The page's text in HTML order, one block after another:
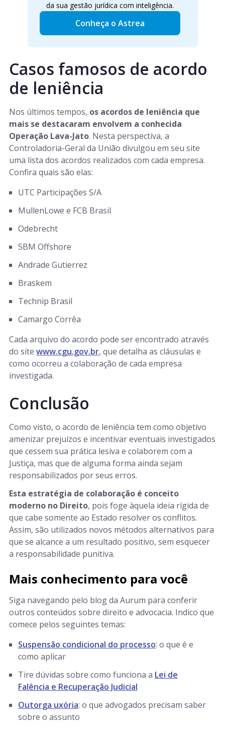
da sua gestão jurídica com inteligência.
Conheça o Astrea
Casos famosos de acordo
de leniência
Nos últimos tempos, os acordos de leniência que
mais se destacaram envolvem a conhecida
Operação Lava-Jato. Nesta perspectiva, a
Controladoria-Geral da União divulgou em seu site
uma lista dos acordos realizados com cada empresa.
Confira quais são elas:
UTC Participações S/A
MullenLowe e FCB Brasil
Odebrecht
SBM Offshore
Andrade Gutierrez
Braskem
Technip Brasil
Camargo Corrêa
Cada arquivo do acordo pode ser encontrado através
do site www.cgu.gov.br, que detalha as cláusulas e
como ocorreu a colaboração de cada empresa
investigada.
Conclusão
Como visto, o acordo de leniência tem como objetivo
amenizar prejuízos e incentivar eventuais investigados
que cessem sua prática lesiva e colaborem com a
Justiça, mas que de alguma forma ainda sejam
responsabilizados por seus erros.
Esta estratégia de colaboração é conceito
moderno no Direito, pois foge àquela ideia rígida de
que cabe somente ao Estado resolver os conflitos.
Assim, são utilizados novos métodos alternativos para
que se alcance a um resultado positivo, sem esquecer
a responsabilidade punitiva.
Mais conhecimento para você
Siga navegando pelo blog da Aurum para conferir
outros conteúdos sobre direito e advocacia. Indico que
comece pelos seguintes temas:
Suspensão condicional do processo: o que é e
como aplicar
Tire dúvidas sobre como funciona a Lei de
Falência e Recuperação Judicial
Outorga uxória: o que advogados precisam saber
sobre o assunto